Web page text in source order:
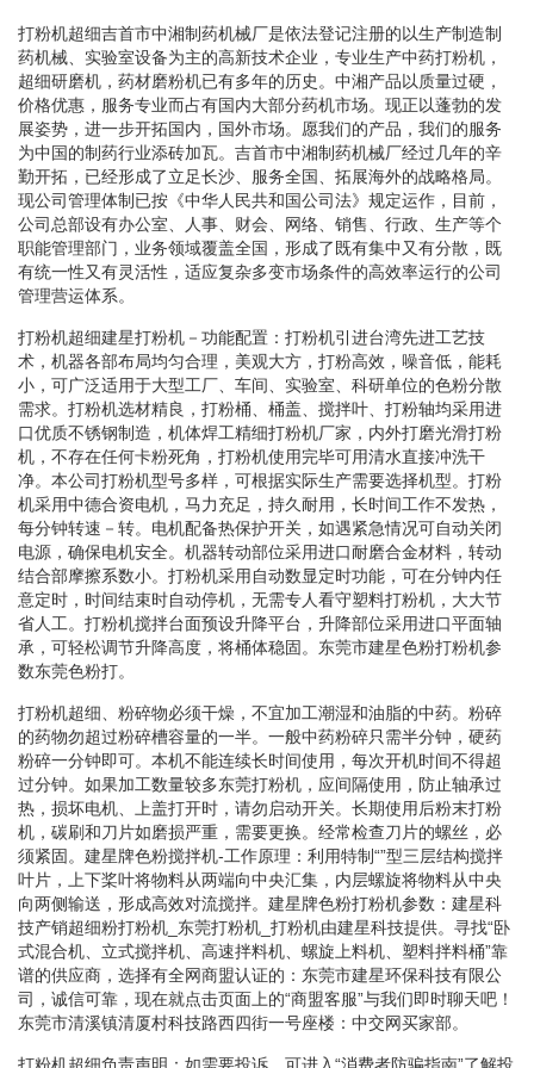
打粉机超细吉首市中湘制药机械厂是依法登记注册的以生产制造制
药机械、实验室设备为主的高新技术企业，专业生产中药打粉机，
超细研磨机，药材磨粉机已有多年的历史。中湘产品以质量过硬，
价格优惠，服务专业而占有国内大部分药机市场。现正以蓬勃的发
展姿势，进一步开拓国内，国外市场。愿我们的产品，我们的服务
为中国的制药行业添砖加瓦。吉首市中湘制药机械厂经过几年的辛
勤开拓，已经形成了立足长沙、服务全国、拓展海外的战略格局。
现公司管理体制已按《中华人民共和国公司法》规定运作，目前，
公司总部设有办公室、人事、财会、网络、销售、行政、生产等个
职能管理部门，业务领域覆盖全国，形成了既有集中又有分散，既
有统一性又有灵活性，适应复杂多变市场条件的高效率运行的公司
管理营运体系。
打粉机超细建星打粉机－功能配置：打粉机引进台湾先进工艺技
术，机器各部布局均匀合理，美观大方，打粉高效，噪音低，能耗
小，可广泛适用于大型工厂、车间、实验室、科研单位的色粉分散
需求。打粉机选材精良，打粉桶、桶盖、搅拌叶、打粉轴均采用进
口优质不锈钢制造，机体焊工精细打粉机厂家，内外打磨光滑打粉
机，不存在任何卡粉死角，打粉机使用完毕可用清水直接冲洗干
净。本公司打粉机型号多样，可根据实际生产需要选择机型。打粉
机采用中德合资电机，马力充足，持久耐用，长时间工作不发热，
每分钟转速－转。电机配备热保护开关，如遇紧急情况可自动关闭
电源，确保电机安全。机器转动部位采用进口耐磨合金材料，转动
结合部摩擦系数小。打粉机采用自动数显定时功能，可在分钟内任
意定时，时间结束时自动停机，无需专人看守塑料打粉机，大大节
省人工。打粉机搅拌台面预设升降平台，升降部位采用进口平面轴
承，可轻松调节升降高度，将桶体稳固。东莞市建星色粉打粉机参
数东莞色粉打。
打粉机超细、粉碎物必须干燥，不宜加工潮湿和油脂的中药。粉碎
的药物勿超过粉碎槽容量的一半。一般中药粉碎只需半分钟，硬药
粉碎一分钟即可。本机不能连续长时间使用，每次开机时间不得超
过分钟。如果加工数量较多东莞打粉机，应间隔使用，防止轴承过
热，损坏电机、上盖打开时，请勿启动开关。长期使用后粉末打粉
机，碳刷和刀片如磨损严重，需要更换。经常检查刀片的螺丝，必
须紧固。建星牌色粉搅拌机-工作原理：利用特制“”型三层结构搅拌
叶片，上下桨叶将物料从两端向中央汇集，内层螺旋将物料从中央
向两侧输送，形成高效对流搅拌。建星牌色粉打粉机参数：建星科
技产销超细粉打粉机_东莞打粉机_打粉机由建星科技提供。寻找“卧
式混合机、立式搅拌机、高速拌料机、螺旋上料机、塑料拌料桶”靠
谱的供应商，选择有全网商盟认证的：东莞市建星环保科技有限公
司，诚信可靠，现在就点击页面上的“商盟客服”与我们即时聊天吧！
东莞市清溪镇清厦村科技路西四街一号座楼：中交网买家部。